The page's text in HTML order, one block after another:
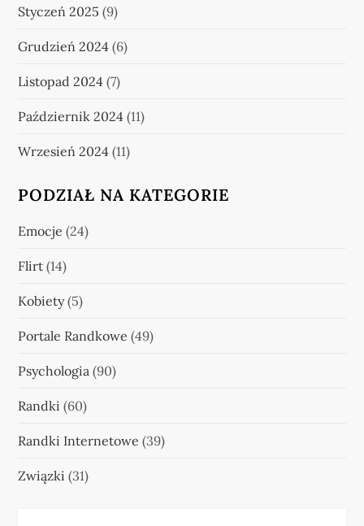
Styczeń 2025 (9)
Grudzień 2024 (6)
Listopad 2024 (7)
Październik 2024 (11)
Wrzesień 2024 (11)
PODZIAŁ NA KATEGORIE
Emocje (24)
Flirt (14)
Kobiety(5)
Portale Randkowe (49)
Psychologia (90)
Randki (60)
Randki Internetowe (39)
Związki (31)